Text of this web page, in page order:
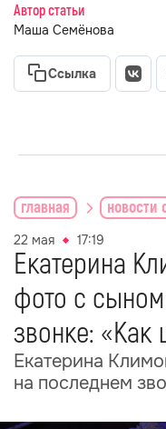
Автор статьи
Маша Семёнова
Ссылка
главная новости
22 мая 17:19
Екатерина
фото с
звонке:
Екатерина
на последнем